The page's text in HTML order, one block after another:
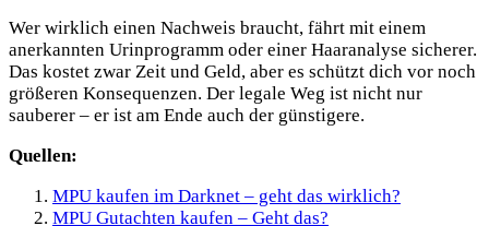
Wer wirklich einen Nachweis braucht, fährt mit einem
anerkannten Urinprogramm oder einer Haaranalyse sicherer.
Das kostet zwar Zeit und Geld, aber es schützt dich vor noch
größeren Konsequenzen. Der legale Weg ist nicht nur
sauberer – er ist am Ende auch der günstigere.
Quellen:
MPU kaufen im Darknet – geht das wirklich?
MPU Gutachten kaufen – Geht das?